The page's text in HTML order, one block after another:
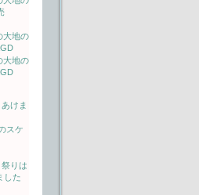
大地の
大地の
けま
スケ
りは
した